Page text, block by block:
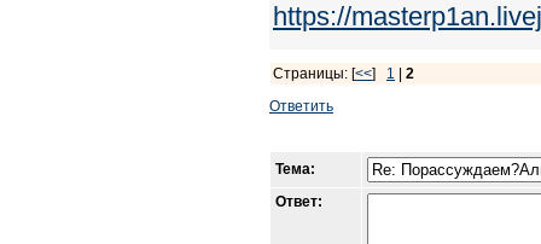
https://
Страницы: [<<] 1
2
Ответить
Тема:
Ответ: